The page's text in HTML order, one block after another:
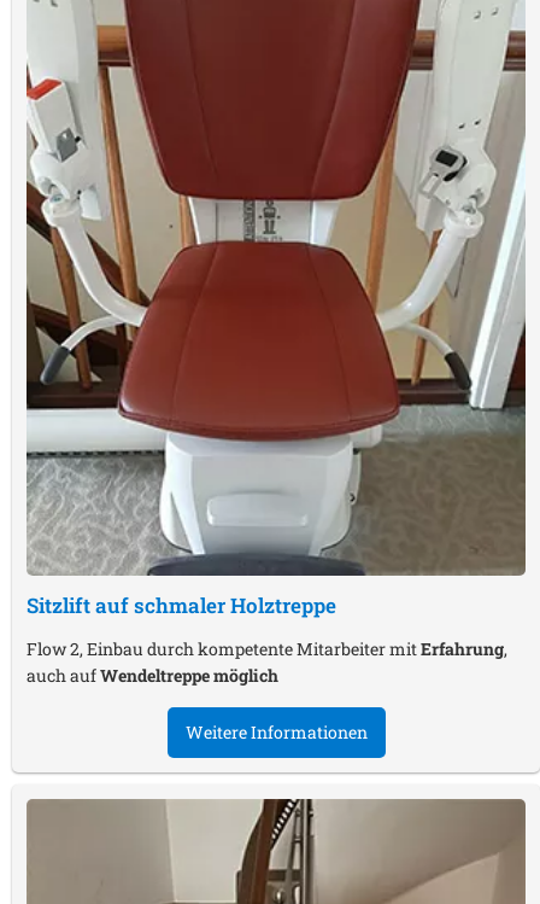
Sitzlift auf schmaler Holztreppe
Flow 2, Einbau durch kompetente Mitarbeiter mitErfahrung,
auch aufWendeltreppe möglich
Weitere Informationen